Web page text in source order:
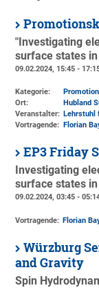
"Investigating
surface states
09.02.2024, 15:45 -
Kategorie:
Ort:
Hubland
Veranstalter: Lehrstuhl
Vortragende:
Florian
EP3 Friday
Investigating
surface states
09.02.2024, 03:45 -
Vortragende: Florian
Würzburg
and Gravity
Spin